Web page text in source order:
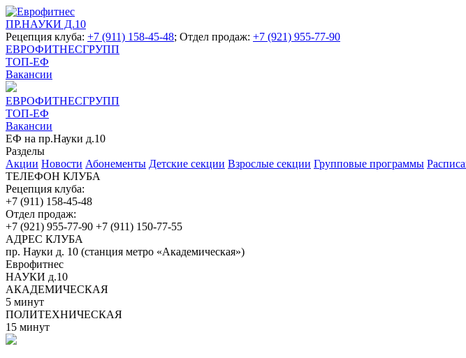
ПР.НАУКИ Д.10
Рецепция клуба: +7 (911) 158-45-48; Отдел продаж: +7 (921) 955-77-90
ЕВРОФИТНЕСГРУПП
ТОП-ЕФ
Вакансии
ЕВРОФИТНЕСГРУПП
ТОП-ЕФ
Вакансии
ЕФ на пр.Науки д.10
Разделы
Акции Новости Абонементы Детские секции Взрослые секции Групповые программы
ТЕЛЕФОН КЛУБА
Рецепция клуба:
+7 (911) 158-45-48
Отдел продаж:
+7 (921) 955-77-90 +7 (911) 150-77-55
АДРЕС КЛУБА
пр. Науки д. 10 (станция метро «Академическая»)
Еврофитнес
НАУКИ д.10
АКАДЕМИЧЕСКАЯ
5 минут
ПОЛИТЕХНИЧЕСКАЯ
15 минут